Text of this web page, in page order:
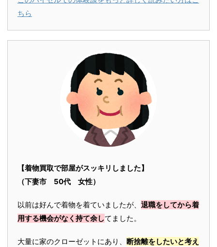
ちら
【着物買取で部屋がスッキリしました】
（下妻市 50代 女性）
以前は好んで着物を着ていましたが、 退職をしてから着
用する機会がなく持て余してました。
大量に家のクローゼットにあり、 断捨離をしたいと考え